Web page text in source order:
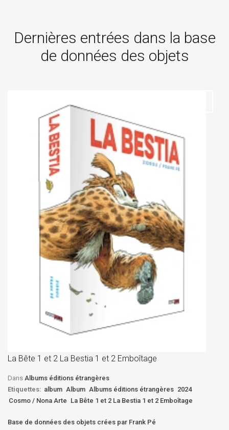
Dernières entrées dans la base
de données des objets
La Bête 1 et 2 La Bestia 1 et 2 Emboîtage
Dans Albums éditions étrangères
Etiquettes: album Album Albums éditions étrangères 2024
Cosmo / Nona Arte La Bête 1 et 2 La Bestia 1 et 2 Emboîtage
Base de données des objets crées par Frank Pé